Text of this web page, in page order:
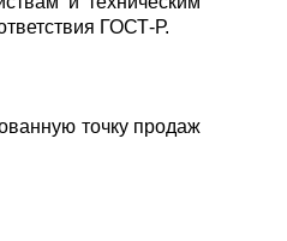
ГОСТ-Р.
точку продаж